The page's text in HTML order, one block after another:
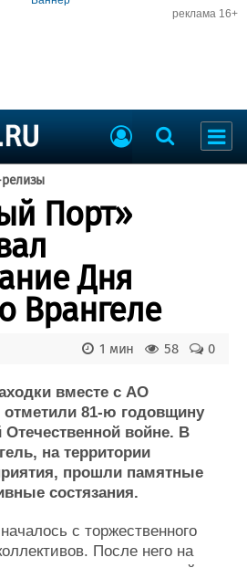
реклама 16+
Доска объявлений
Продажа флота
Оборудование
Изделия
Материалы
Услуги
релизы
Порт»
Дня
Врангеле
0
58
1 мин
вместе с АО
81-ю годовщину
войне. В
на территории
прошли памятные
состязания.
с торжественного
После него на